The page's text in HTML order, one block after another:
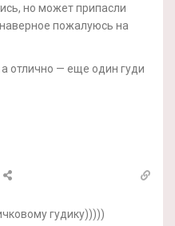
но может припасли
пожалуюсь на
отлично — еще один гуди
гудику)))))